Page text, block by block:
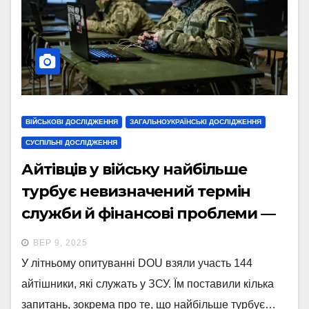
ВІЙСЬКОВІ ДОСЛІДЖЕННЯ ЗАГАЛЬНОУКРАЇНСЬКІ ДОСЛІДЖЕННЯ
СУСПІЛЬНІ ДОСЛІДЖЕННЯ
Айтівців у війську найбільше
турбує невизначений термін
служби й фінансові проблеми —
опитування DOU
ВЕР 9, 2025
У літньому опитуванні DOU взяли участь 144
айтішники, які служать у ЗСУ. Їм поставили кілька
запитань, зокрема про те, що найбільше турбує…